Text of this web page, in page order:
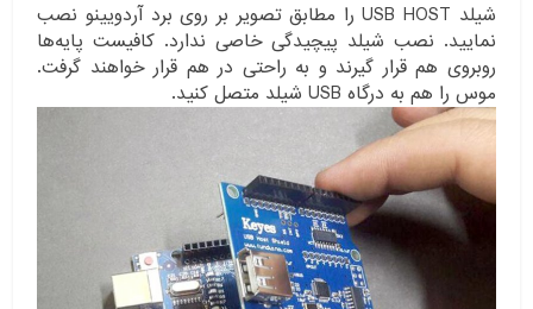
شیلد USB HOST را مطابق تصویر بر روی برد آردویینو نصب
نمایید. نصب شیلد پیچیدگی خاصی ندارد. کافیست پایه‌ها
روبروی هم قرار گیرند و به راحتی در هم قرار خواهند گرفت.
موس را هم به درگاه USB شیلد متصل کنید.